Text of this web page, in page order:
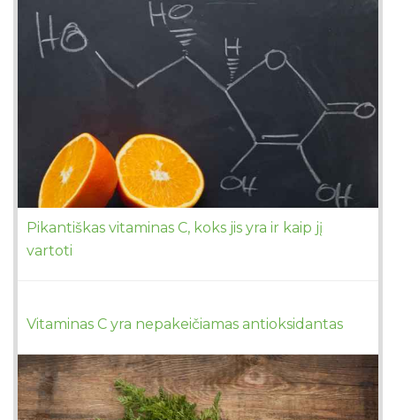
Pikantiškas vitaminas C, koks jis yra ir kaip jį
vartoti
Vitaminas C yra nepakeičiamas antioksidantas